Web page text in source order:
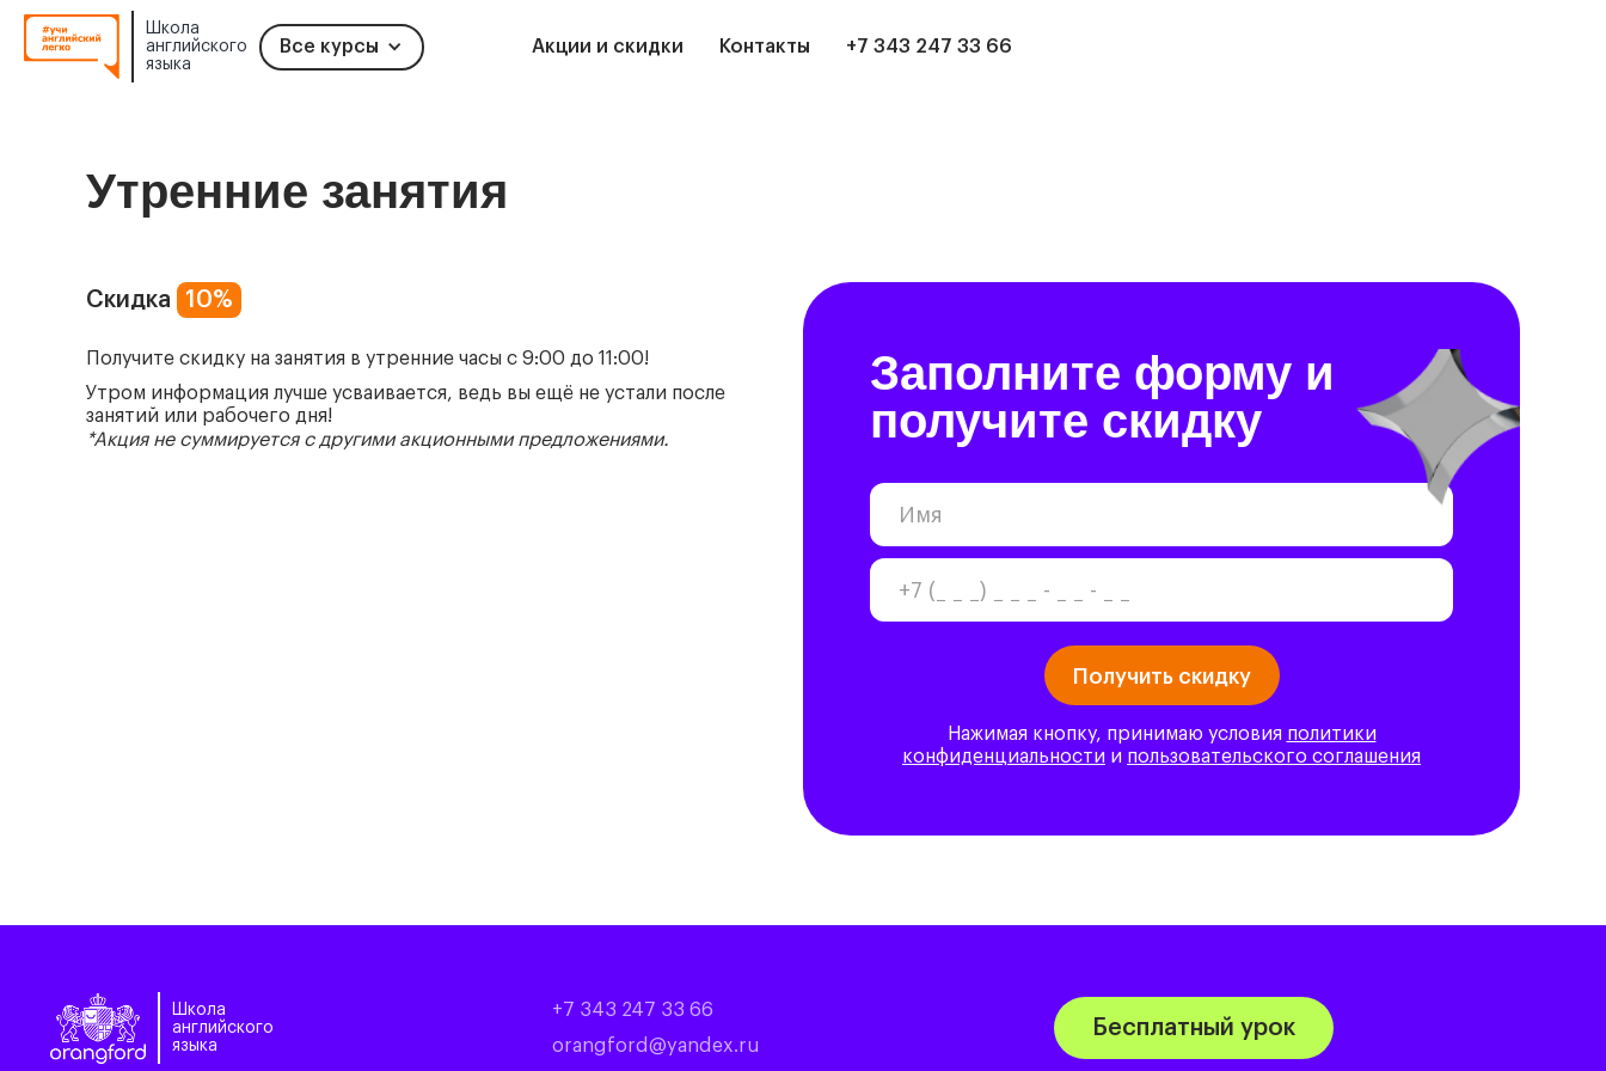
Школа
английского
языка
Все курсы Акции и скидки Контакты +7 343 247 33 66
Утренние занятия
Скидка 10%
Получите скидку на занятия в утренние часы с 9:00 до 11:00!
Утром информация лучше усваивается, ведь вы ещё не устали после
занятий или рабочего дня!
*Акция не суммируется с другими акционными предложениями.
Заполните форму и
получите скидку
Нажимая кнопку, принимаю условия политики
конфиденциальности и пользовательского соглашения
Школа
английского
языка
+7 343 247 33 66
orangford@yandex.ru
Бесплатный урок